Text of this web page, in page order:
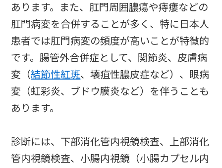
あります。また、肛門周囲膿瘍や痔瘻などの
肛門病変を合併することが多く、特に日本人
患者では肛門病変の頻度が高いことが特徴的
です。腸管外合併症として、関節炎、皮膚病
変（結節性紅斑、壊疽性膿皮症など）、眼病
変（虹彩炎、ブドウ膜炎など）を伴うことも
あります。
診断には、下部消化管内視鏡検査、上部消化
管内視鏡検査、小腸内視鏡（小腸カプセル内